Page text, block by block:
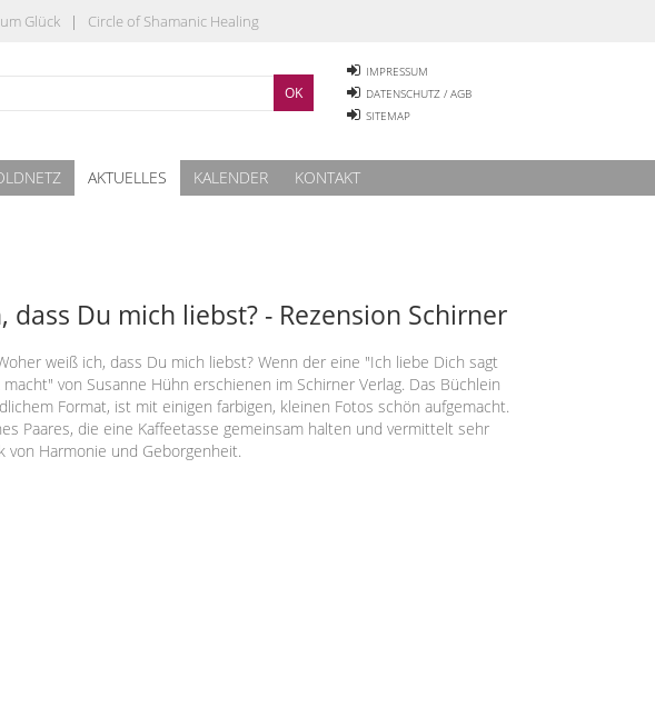
Glück| Circle of Shamanic Healing
IMPRESSUM
DATENSCHUTZ / AGB
SITEMAP
AKTUELLES KALENDER KONTAKT
dass Du mich liebst? - Rezension Schirner
weiß ich, dass Du mich liebst? Wenn der eine "Ich liebe Dich sagt
von Susanne Hühn erschienen im Schirner Verlag. Das Büchlein
Format, ist mit einigen farbigen, kleinen Fotos schön aufgemacht.
Paares, die eine Kaffeetasse gemeinsam halten und vermittelt sehr
von Harmonie und Geborgenheit.